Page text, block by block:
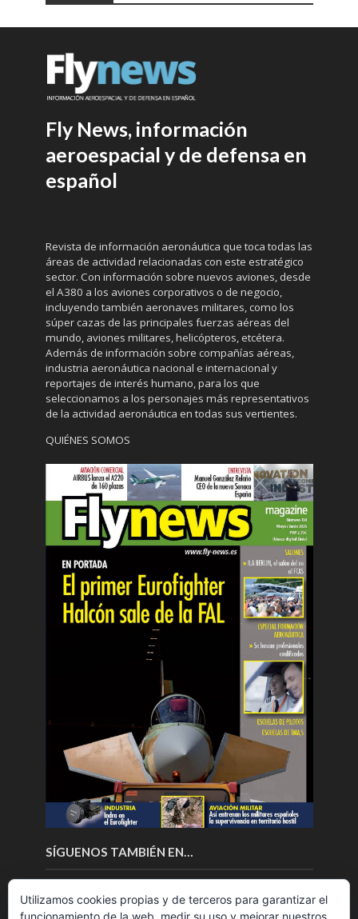
Fly News, información
aeroespacial y de defensa en
español
Revista de información aeronáutica que toca todas las
áreas de actividad relacionadas con este estratégico
sector. Con información sobre nuevos aviones, desde
el A380 a los aviones corporativos o de negocio,
incluyendo también aeronaves militares, como los
súper cazas de las principales fuerzas aéreas del
mundo, aviones militares, helicópteros, etcétera.
Además de información sobre compañías aéreas,
industria aeronáutica nacional e internacional y
reportajes de interés humano, para los que
seleccionamos a los personajes más representativos
de la actividad aeronáutica en todas sus vertientes.
QUIÉNES SOMOS
SÍGUENOS TAMBIÉN EN…
Utilizamos cookies propias y de terceros para garantizar el
funcionamiento de la web, medir su uso y mejorar nuestros